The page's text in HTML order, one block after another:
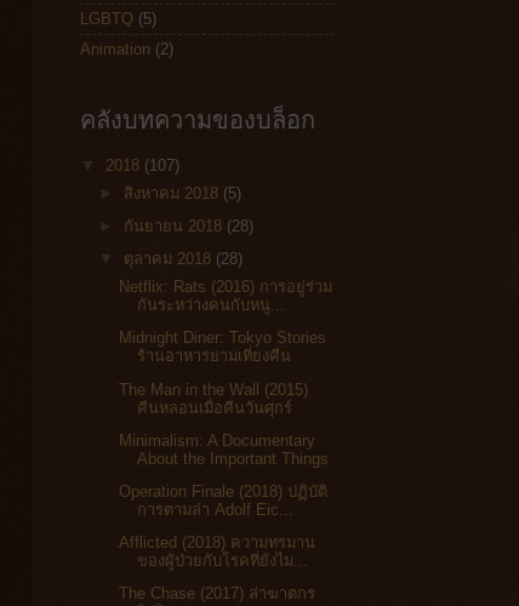
LGBTQ (5)
Animation (2)
คลังบทความของบล็อก
▼ 2018 (107)
► สิงหาคม 2018 (5)
► กันยายน 2018 (28)
▼ ตุลาคม 2018 (28)
Netflix: Rats (2016) การอยู่ร่วม
กันระหว่างคนกับหนู...
Midnight Diner: Tokyo Stories
ร้านอาหารยามเที่ยงคืน
The Man in the Wall (2015)
คืนหลอนเมื่อคืนวันศุกร์
Minimalism: A Documentary
About the Important Things
Operation Finale (2018) ปฏิบัติ
การตามล่า Adolf Eic...
Afflicted (2018) ความทรมาน
ของผู้ป่วยกับโรคที่ยังไม...
The Chase (2017) ล่าฆาตกร